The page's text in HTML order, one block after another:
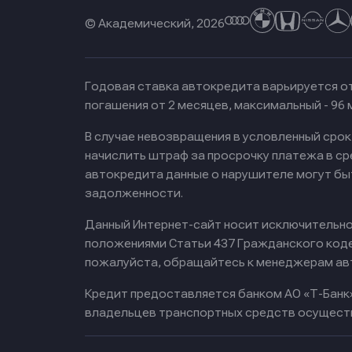
© Академический, 2026
Годовая ставка автокредита варьируется
погашения от 2 месяцев, максимальный -
В случае невозвращения в условленный
начислить штраф за просрочку платежа в
автокредита данные о нарушителе могут
задолженности.
Данный Интернет-сайт носит
положениями Статьи 437 Гражданского
пожалуйста, обращайтесь к менеджерам
Кредит предоставляется банком АО «Т-
владельцев транспортных средств